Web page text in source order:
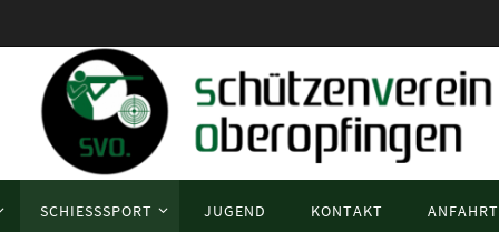
SCHIESSSPORT JUGEND KONTAKT ANFAHRT